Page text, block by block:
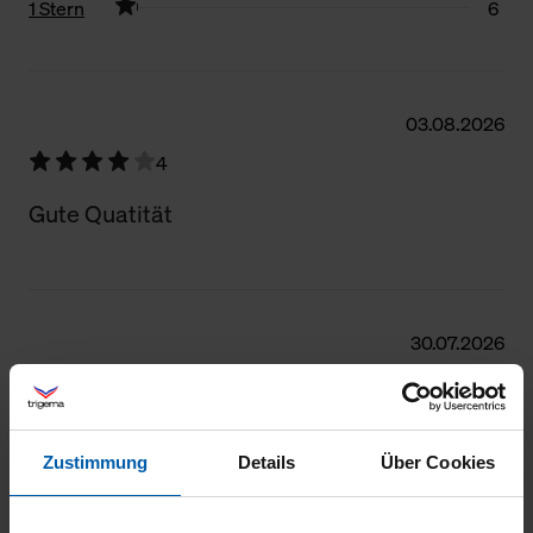
Zustimmung Details Über Cookies
1 Stern
6
03.08.2026
4
Gute Quatität
30.07.2026
Gut